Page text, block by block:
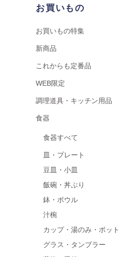
お買いもの
お買いもの特集
新商品
これからも定番品
WEB限定
調理道具・キッチン用品
食器
食器すべて
皿・プレート
豆皿・小皿
飯碗・丼ぶり
鉢・ボウル
汁椀
カップ・湯のみ・ポット
グラス・タンブラー